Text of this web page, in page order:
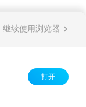
继续使用浏览器
打开